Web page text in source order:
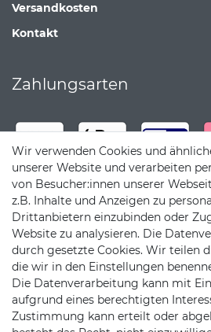
Versandkosten
Kontakt
Zahlungsarten
Versandpartner
Wir verwenden Cookies und
unserer Website und verarbeiten
von Besucher:innen unserer
z.B. Inhalte und Anzeigen zu
Drittanbietern einzubinden oder
Website zu analysieren. Die
durch gesetzte Cookies. Wir teilen
die wir in den Einstellungen
Die Datenverarbeitung kann mit
aufgrund eines berechtigten
Zustimmung kann erteilt oder